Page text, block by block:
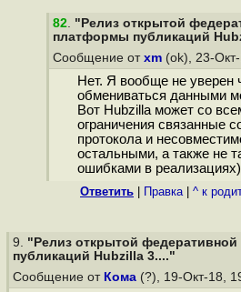
82. "Релиз открытой
платформы публикаций
Сообщение от xm (ok), 23-
Нет. Я вообще не уверен
обмениваться данными
Вот Hubzilla может со
ограничения связанные
протокола и
остальными, а также не
ошибками в
Ответить Правка| ^ к
9. "Релиз открытой
публикаций Hubzilla 3...."
Сообщение от Кома (?), 19-Окт-18,